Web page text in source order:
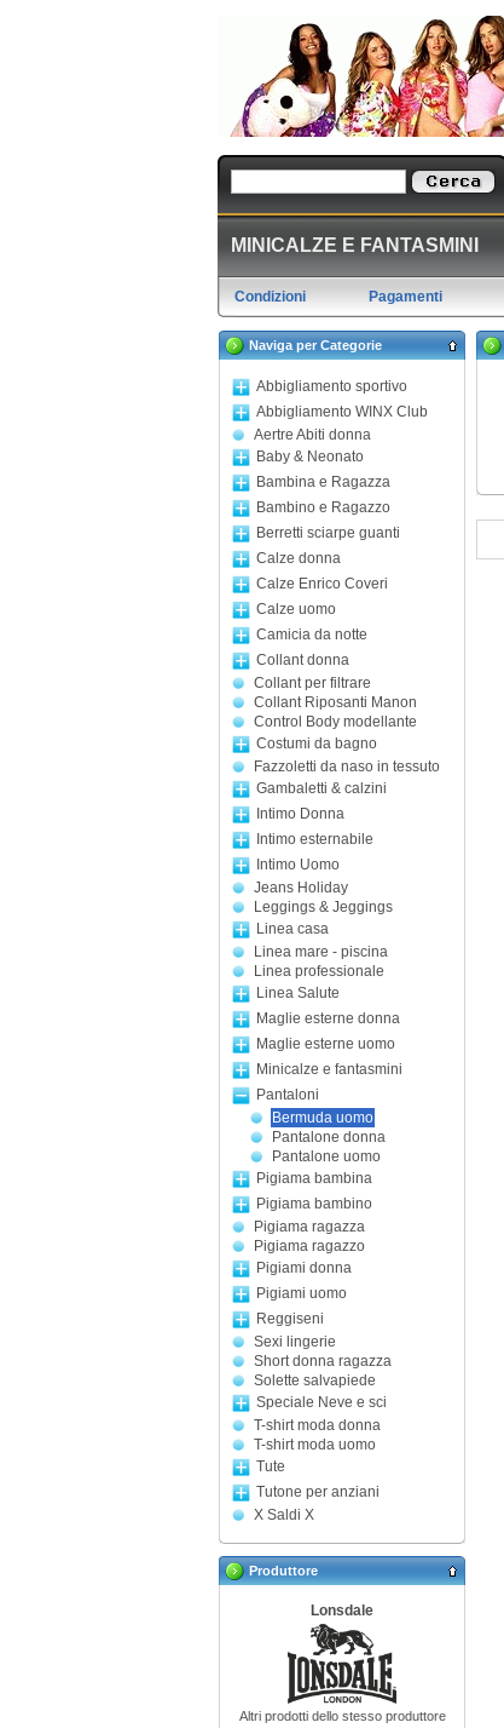
MINICALZE E FANTASMINI
Condizioni Pagamenti
Naviga per Categorie
Abbigliamento sportivo
Abbigliamento WINX Club
Aertre Abiti donna
Baby & Neonato
Bambina e Ragazza
Bambino e Ragazzo
Berretti sciarpe guanti
Calze donna
Calze Enrico Coveri
Calze uomo
Camicia da notte
Collant donna
Collant per filtrare
Collant Riposanti Manon
Control Body modellante
Costumi da bagno
Fazzoletti da naso in tessuto
Gambaletti & calzini
Intimo Donna
Intimo esternabile
Intimo Uomo
Jeans Holiday
Leggings & Jeggings
Linea casa
Linea mare - piscina
Linea professionale
Linea Salute
Maglie esterne donna
Maglie esterne uomo
Minicalze e fantasmini
Pantaloni
Bermuda uomo
Pantalone donna
Pantalone uomo
Pigiama bambina
Pigiama bambino
Pigiama ragazza
Pigiama ragazzo
Pigiami donna
Pigiami uomo
Reggiseni
Sexi lingerie
Short donna ragazza
Solette salvapiede
Speciale Neve e sci
T-shirt moda donna
T-shirt moda uomo
Tute
Tutone per anziani
X Saldi X
Produttore
Lonsdale
Altri prodotti dello stesso produttore